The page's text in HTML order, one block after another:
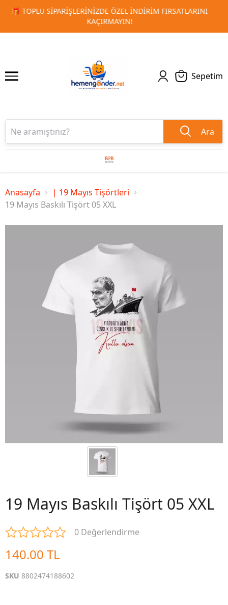
🚀 KURUMSAL PROMOSYON VE MATBAA ÜRÜNLERINDE HIZLI
TESLIMAT!
1 2
Sepetim
Ara
Anasayfa
| 19 Mayıs Tişörtleri
19 Mayıs Baskılı Tişört 05 XXL
19 Mayıs Baskılı Tişört 05 XXL
0 Değerlendirme
140.00 TL
SKU 8802474188602